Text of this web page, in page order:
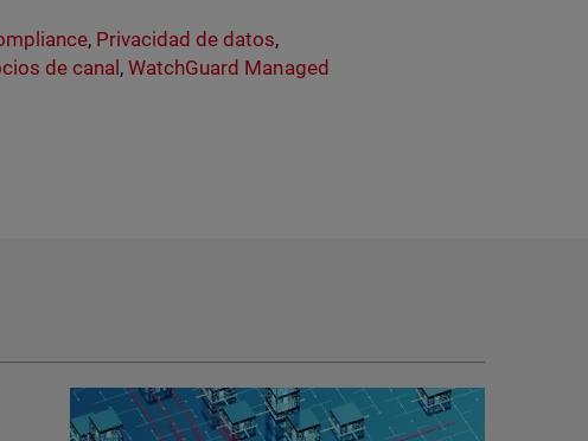
, Privacidad de datos,
de canal ,WatchGuard Managed